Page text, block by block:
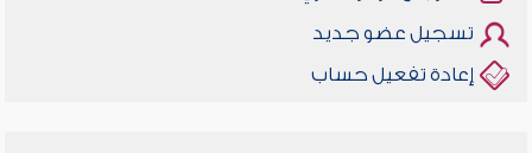
تسجيل عضو جديد
إعادة تفعيل حساب